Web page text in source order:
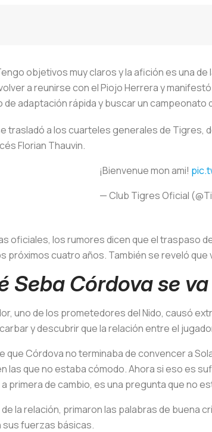
objetivos muy claros y la afición es una
a reunirse con el Piojo Herrera y
de adaptación rápida y buscar un campeonato
trasladó a los cuarteles generales de Tigres,
Florian Thauvin.
¡Bienvenue mon ami!
— Club Tigres Oficial
oficiales, los rumores dicen que el traspaso
próximos cuatro años. También se reveló que
Seba Córdova se
uno de los prometedores del Nido, causó
y descubrir que la relación entre el
que Córdova no terminaba de convencer a
las que no estaba cómodo. Ahora si eso es
primera de cambio, es una pregunta que no
la relación, primaron las palabras de buena
sus fuerzas básicas.